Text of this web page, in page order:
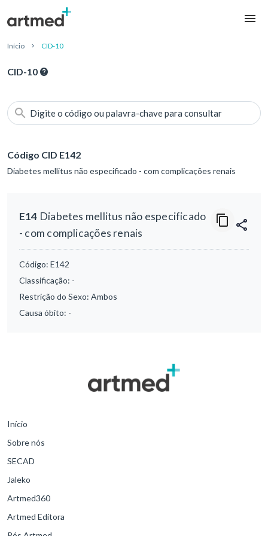
Início CID-10
CID-10
Digite o código ou palavra-chave para consultar
Código CID E142
Diabetes mellitus não especificado - com complicações renais
E14 Diabetes mellitus não especificado
- com complicações renais
Código: E142
Classificação: -
Restrição do Sexo: Ambos
Causa óbito: -
Início
Sobre nós
SECAD
Jaleko
Artmed360
Artmed Editora